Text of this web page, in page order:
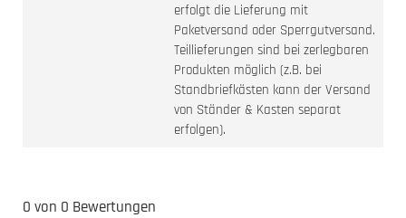
erfolgt die Lieferung mit
Paketversand oder Sperrgutversand.
Teillieferungen sind bei zerlegbaren
Produkten möglich (z.B. bei
Standbriefkästen kann der Versand
von Ständer & Kasten separat
erfolgen).
0 von 0 Bewertungen